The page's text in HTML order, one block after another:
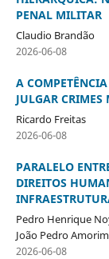
PENAL MILITAR
Claudio Brandão
2026-06-08
A
JULGAR
Ricardo Freitas
2026-06-08
PARALELO
DIREITOS
Pedro Henrique
João Pedro
2026-06-08